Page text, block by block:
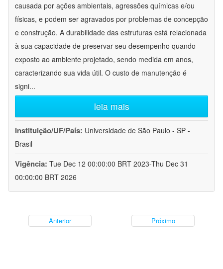
causada por ações ambientais, agressões químicas e/ou
físicas, e podem ser agravados por problemas de concepção
e construção. A durabilidade das estruturas está relacionada
à sua capacidade de preservar seu desempenho quando
exposto ao ambiente projetado, sendo medida em anos,
caracterizando sua vida útil. O custo de manutenção é
signi...
leia mais
Instituição/UF/País: Universidade de São Paulo - SP -
Brasil
Vigência: Tue Dec 12 00:00:00 BRT 2023-Thu Dec 31
00:00:00 BRT 2026
Anterior Próximo